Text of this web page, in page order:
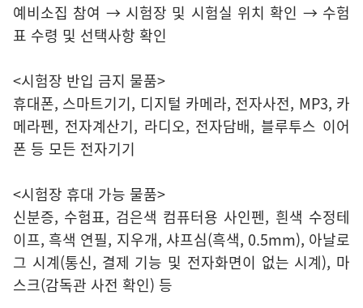
예비소집 참여 → 시험장 및 시험실 위치 확인 → 수험
표 수령 및 선택사항 확인
<시험장 반입 금지 물품>
휴대폰, 스마트기기, 디지털 카메라, 전자사전, MP3, 카
메라펜, 전자계산기, 라디오, 전자담배, 블루투스 이어
폰 등 모든 전자기기
<시험장 휴대 가능 물품>
신분증, 수험표, 검은색 컴퓨터용 사인펜, 흰색 수정테
이프, 흑색 연필, 지우개, 샤프심(흑색, 0.5mm), 아날로
그 시계(통신, 결제 기능 및 전자화면이 없는 시계), 마
스크(감독관 사전 확인) 등